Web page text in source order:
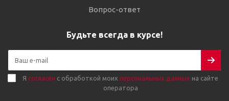
Вопрос-ответ
Будьте всегда в курсе!
Я согласен с обработкой моих персональных данных на сайте
оператора